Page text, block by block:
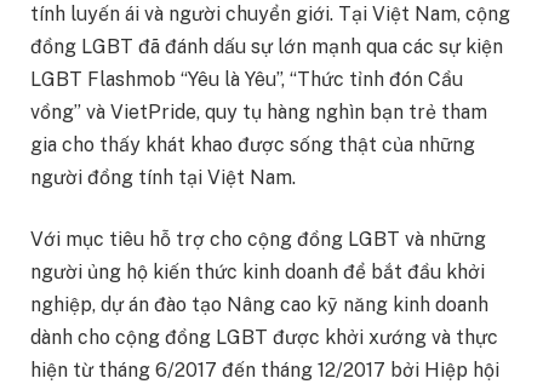
tính luyến ái và người chuyển giới. Tại Việt Nam, cộng
đồng LGBT đã đánh dấu sự lớn mạnh qua các sự kiện
LGBT Flashmob “Yêu là Yêu”, “Thức tỉnh đón Cầu
vồng” và VietPride, quy tụ hàng nghìn bạn trẻ tham
gia cho thấy khát khao được sống thật của những
người đồng tính tại Việt Nam.
Với mục tiêu hỗ trợ cho cộng đồng LGBT và những
người ủng hộ kiến thức kinh doanh để bắt đầu khởi
nghiệp, dự án đào tạo Nâng cao kỹ năng kinh doanh
dành cho cộng đồng LGBT được khởi xướng và thực
hiện từ tháng 6/2017 đến tháng 12/2017 bởi Hiệp hội